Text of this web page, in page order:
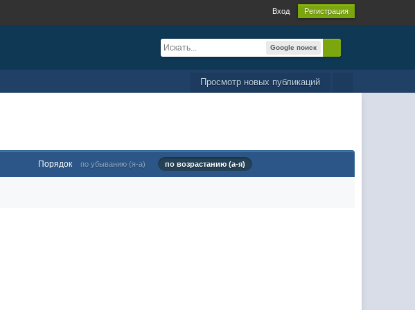
Вход Регистрация
Google поиск
Просмотр новых публикаций
Порядок по убыванию (я-а) по возрастанию (а-я)